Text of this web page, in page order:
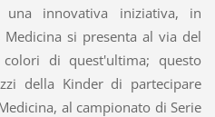
innovativa iniziativa, in
si presenta al via del
di quest'ultima; questo
della Kinder di partecipare
al campionato di Serie